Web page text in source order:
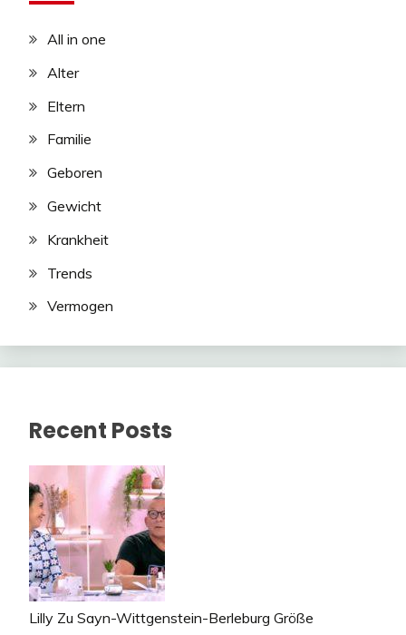
All in one
Alter
Eltern
Familie
Geboren
Gewicht
Krankheit
Trends
Vermogen
Recent Posts
Lilly Zu Sayn-Wittgenstein-Berleburg Größe